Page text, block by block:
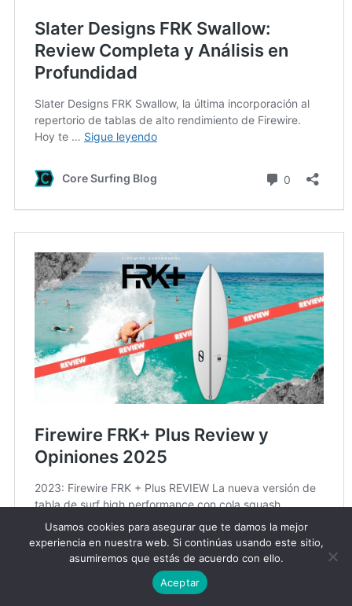
Usamos cookies para asegurar que te damos la mejor
experiencia en nuestra web. Si continúas usando este sitio,
asumiremos que estás de acuerdo con ello.
Aceptar